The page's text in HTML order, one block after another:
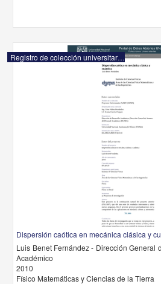
Registro de colección universitaria
Dispersión caótica en mecánica clásica y
Luis Benet Fernández - Dirección General
Académico
2010
Físico Matemáticas y Ciencias de la Tierra